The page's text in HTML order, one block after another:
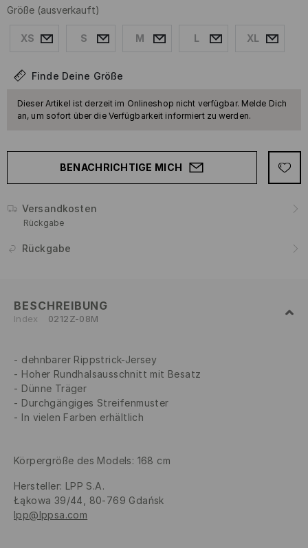
Größe (ausverkauft)
XS S M L XL
Finde Deine Größe
Dieser Artikel ist derzeit im Onlineshop nicht verfügbar. Melde Dich
an, um sofort über die Verfügbarkeit informiert zu werden.
BENACHRICHTIGE MICH
Versandkosten
Rückgabe
Rückgabe
BESCHREIBUNG
Index 0212Z-08M
dehnbarer Rippstrick-Jersey
Hoher Rundhalsausschnitt mit Besatz
Dünne Träger
Durchgängiges Streifenmuster
In vielen Farben erhältlich
Körpergröße des Models: 168 cm
Hersteller: LPP S.A.
Łąkowa 39/44, 80-769 Gdańsk
lpp@lppsa.com